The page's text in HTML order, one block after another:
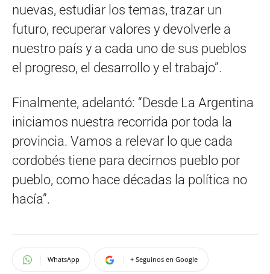
nuevas, estudiar los temas, trazar un
futuro, recuperar valores y devolverle a
nuestro país y a cada uno de sus pueblos
el progreso, el desarrollo y el trabajo”.
Finalmente, adelantó: “Desde La Argentina
iniciamos nuestra recorrida por toda la
provincia. Vamos a relevar lo que cada
cordobés tiene para decirnos pueblo por
pueblo, como hace décadas la política no
hacía”.
WhatsApp + Seguinos en Google